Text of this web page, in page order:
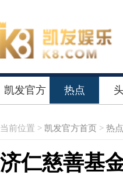
凯发官方 热点
当前位置 > 凯发官方首页 > 热点
济仁慈善基